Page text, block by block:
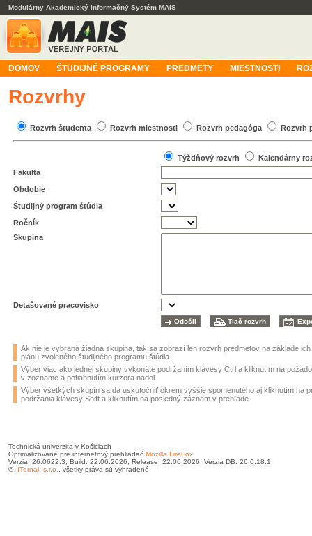
Modulárny Akademický Informačný Systém MAIS
DOMOV ŠTUDIJNÉ PROGRAMY PREDMETY MIESTNOSTI
Rozvrhy
Rozvrh študenta Rozvrh miestnosti Rozvrh pedagóga Rozvrh
Týždňový rozvrh
Kalendárny
Fakulta
Obdobie
Študijný program štúdia
Ročník
Skupina
Detašované pracovisko
Ak nie je vybraná žiadna skupina, tak sa zobrazí len rozvrh predmetov na základe
plánu zvoleného študijného programu štúdia.
Výber viac ako jednej skupiny vykonáte podržaním klávesy Ctrl a kliknutím na
v zozname a potiahnutím kurzora nadol.
Výber všetkých skupín sa dá uskutočniť okrem vyššie spomenutého aj kliknutím na
podržania klávesy Shift a kliknutím na posledný záznam v prehľade.
Technická univerzita v Košiciach
Optimalizované pre internetový prehliadač Mozilla FireFox
Verzia: 26.0622.3, Build: 22.06.2026, Release: 22.06.2026, Verzia DB: 26.6.18.1
© ITernal, s.r.o. , všetky práva sú vyhradené.